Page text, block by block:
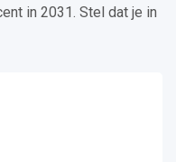
in 2031. Stel dat je in